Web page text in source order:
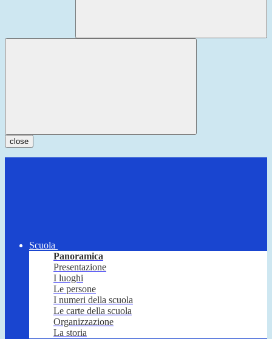
close
Scuola
Panoramica
Presentazione
I luoghi
Le persone
I numeri della scuola
Le carte della scuola
Organizzazione
La storia